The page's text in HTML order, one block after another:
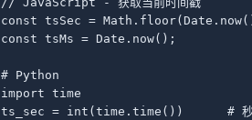
const tsSec =
const tsMs = Date.now();
# Python
import time
ts_sec = int(time.time())      # 秒